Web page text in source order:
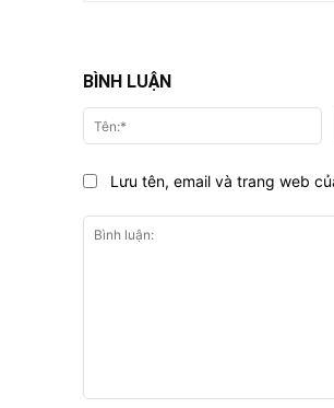
BÌNH LUẬN
Lưu tên, email và trang web